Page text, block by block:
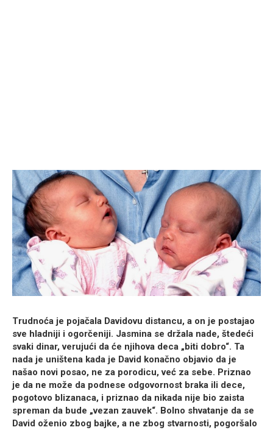
Trudnoća je pojačala Davidovu distancu, a on je postajao
sve hladniji i ogorčeniji. Jasmina se držala nade, štedeći
svaki dinar, verujući da će njihova deca „biti dobro“. Ta
nada je uništena kada je David konačno objavio da je
našao novi posao, ne za porodicu, već za sebe. Priznao
je da ne može da podnese odgovornost braka ili dece,
pogotovo blizanaca, i priznao da nikada nije bio zaista
spreman da bude „vezan zauvek“. Bolno shvatanje da se
David oženio zbog bajke, a ne zbog stvarnosti, pogoršalo